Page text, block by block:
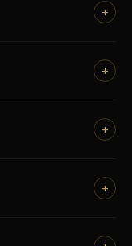
+
+
+
+